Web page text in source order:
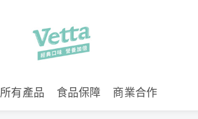
所有產品 食品保障 商業合作